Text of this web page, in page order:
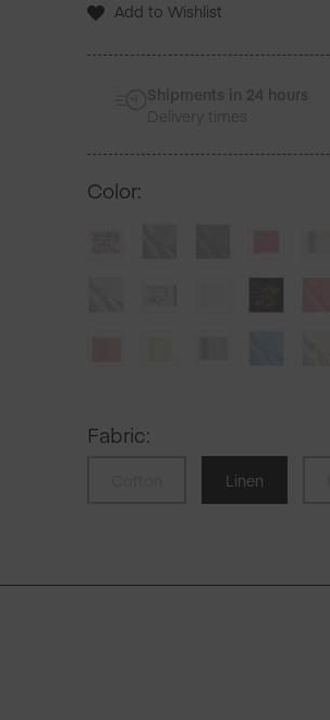
Serviettes
Unites
Add to Wishlist
Shipments in 24 hours
Delivery times
Color:
Fabric:
Linen